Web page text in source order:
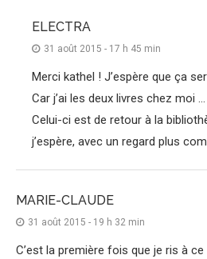
ELECTRA
31 août 2015 - 17 h 45 min
Merci kathel ! J’espère que ça
Car j’ai les deux livres chez moi …
Celui-ci est de retour à la
j’espère, avec un regard plus
MARIE-CLAUDE
31 août 2015 - 19 h 32 min
C’est la première fois que je ris à